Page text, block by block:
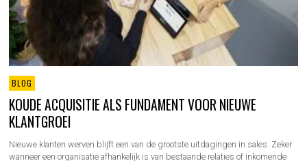
BLOG
KOUDE ACQUISITIE ALS FUNDAMENT VOOR NIEUWE
KLANTGROEI
Nieuwe klanten werven blijft een van de grootste uitdagingen in sales. Zeker
wanneer een organisatie afhankelijk is van bestaande relaties of inkomende